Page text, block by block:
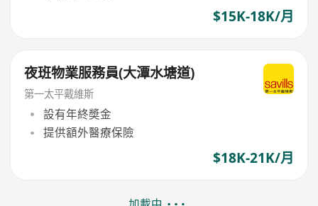
$15K-18K/月
夜班物業服務員(大潭水塘道)
第一太平戴維斯
設有年終奬金
提供額外醫療保險
$18K-21K/月